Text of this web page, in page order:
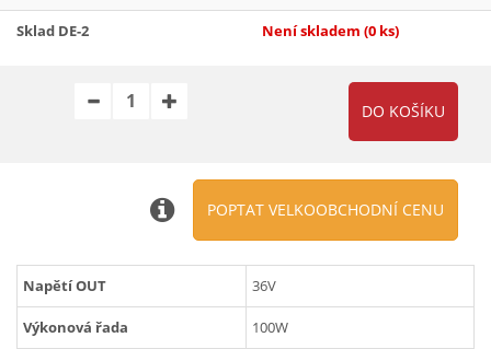
Sklad DE-2 Není skladem (0 ks)
POPTAT VELKOOBCHODNÍ CENU
Napětí OUT 36V
Výkonová řada 100W